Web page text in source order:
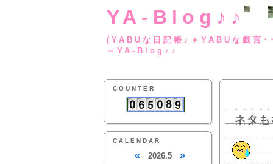
YA-Blog♪♪
(YABUな日記帳♪
＝YA-Blog♪♪
COUNTER
CALENDAR
« 2026.5 »
ネタ